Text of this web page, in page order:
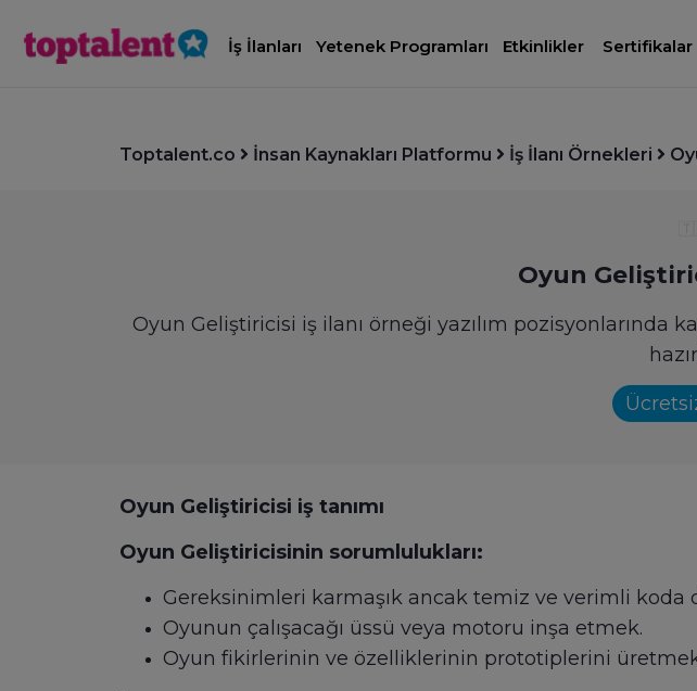
İş İlanları Yetenek Programları Etkinlikler Sertifikalar
Toptalent.co İnsan Kaynakları Platformu İş İlanı Örnekleri
Oyun
Oyun Geliştiricisi iş ilanı örneği yazılım pozisyonlarında
Oyun Geliştiricisi iş tanımı
Oyun Geliştiricisinin sorumlulukları:
Gereksinimleri karmaşık ancak temiz ve verimli koda
Oyunun çalışacağı üssü veya motoru inşa etmek.
Oyun fikirlerinin ve özelliklerinin prototiplerini